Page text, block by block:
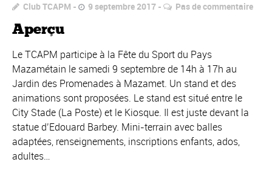
Club TCAPM 9 septembre 2017 Pas de commentaire
Aperçu
Le TCAPM participe à la Fête du Sport du Pays
Mazamétain le samedi 9 septembre de 14h à 17h au
Jardin des Promenades à Mazamet. Un stand et des
animations sont proposées. Le stand est situé entre le
City Stade (La Poste) et le Kiosque. Il est juste devant la
statue d’Edouard Barbey. Mini-terrain avec balles
adaptées, renseignements, inscriptions enfants, ados,
adultes…